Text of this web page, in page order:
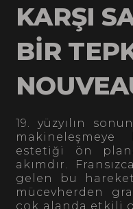
KARŞI
BİR
19. yüzyılın
estetiği ön
akımdır.
gelen bu
mücevherden
çok alanda etkili